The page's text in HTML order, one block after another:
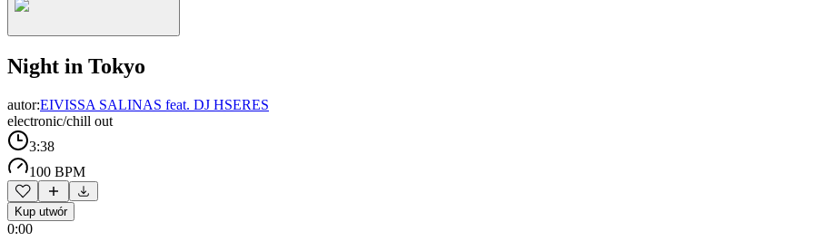
Night in Tokyo
autor:EIVISSA SALINAS feat. DJ HSERES
electronic/chill out
3:38
100 BPM
Kup utwór
0:00